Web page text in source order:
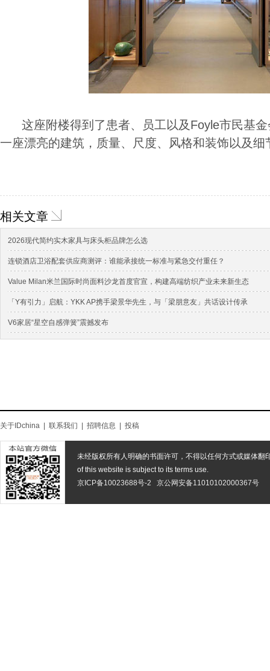
这座附楼得到了患者、员工以及Foyle市民基金
一座漂亮的建筑，质量、尺度、风格和装饰以及
相关文章
2026现代简约实木家具与床头柜品牌怎么选
连锁酒店卫浴配套供应商测评：谁能承接统一标准与紧急交付重任？
Value Milan米兰国际时尚面料沙龙首度官宣，构建高端纺织产业未来新生态
「Y有引力」启航：YKK AP携手梁景华先生，与「梁朋意友」共话设计传承
V6家居“星空自感弹簧”震撼发布
关于IDchina 联系我们 招聘信息 投稿
未经版权所有人明确的书面许可，不得以任何方式或媒体翻
of this website is subject to its terms use.
京ICP备10023688号-2
京公网安备11010102000367号